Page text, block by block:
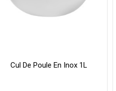
Cul De Poule En Inox 1L